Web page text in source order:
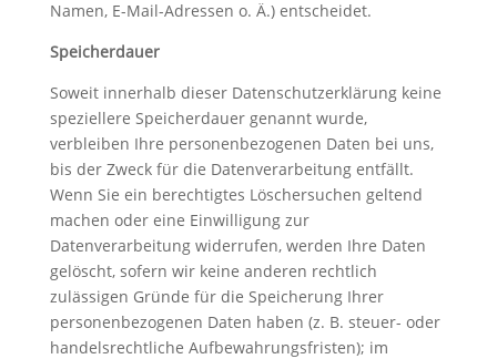
Namen, E-Mail-Adressen o. Ä.) entscheidet.
Speicherdauer
Soweit innerhalb dieser Datenschutzerklärung keine
speziellere Speicherdauer genannt wurde,
verbleiben Ihre personenbezogenen Daten bei uns,
bis der Zweck für die Datenverarbeitung entfällt.
Wenn Sie ein berechtigtes Löschersuchen geltend
machen oder eine Einwilligung zur
Datenverarbeitung widerrufen, werden Ihre Daten
gelöscht, sofern wir keine anderen rechtlich
zulässigen Gründe für die Speicherung Ihrer
personenbezogenen Daten haben (z. B. steuer- oder
handelsrechtliche Aufbewahrungsfristen); im